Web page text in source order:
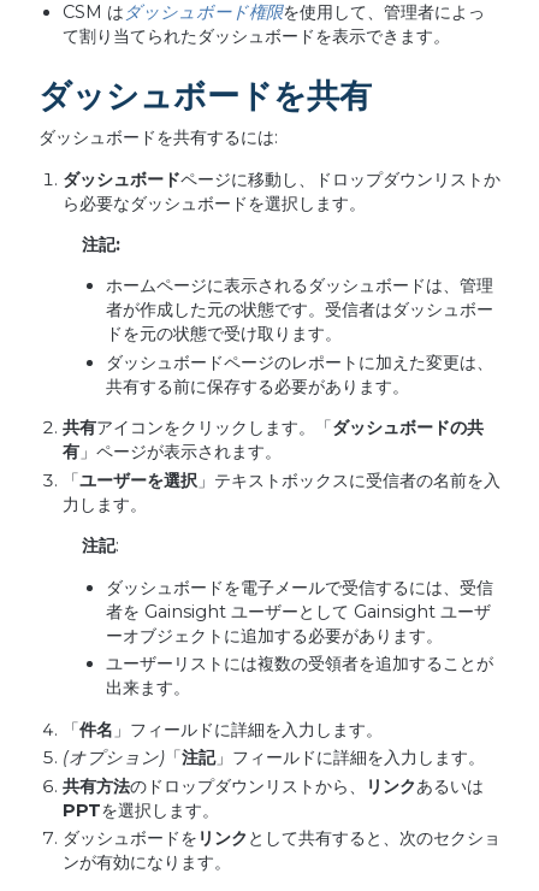
CSM は ダッシュボード権限を使用して、管理者によっ
て割り当てられたダッシュボードを表示できます。
ダッシュボードを共有
ダッシュボードを共有するには:
ダッシュボードページに移動し、ドロップダウンリストか
ら必要なダッシュボードを選択します。
注記:
ホームページに表示されるダッシュボードは、管理
者が作成した元の状態です。受信者はダッシュボー
ドを元の状態で受け取ります。
ダッシュボードページのレポートに加えた変更は、
共有する前に保存する必要があります。
共有アイコンをクリックします。「ダッシュボードの共
有」ページが表示されます。
「ユーザーを選択」テキストボックスに受信者の名前を入
力します。
注記:
ダッシュボードを電子メールで受信するには、受信
者を Gainsight ユーザーとして Gainsight ユーザ
ーオブジェクトに追加する必要があります。
ユーザーリストには複数の受領者を追加することが
出来ます。
「件名 」フィールドに詳細を入力します。
(オプション)「注記」フィールドに詳細を入力します。
共有方法のドロップダウンリストから、 リンクあるいは
PPTを選択します。
ダッシュボードを リンク として共有すると、次のセクショ
ンが有効になります。